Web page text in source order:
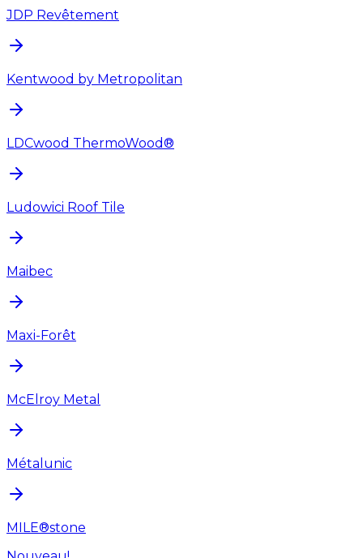
JDP Revêtement
Kentwood by Metropolitan
LDCwood ThermoWood®
Ludowici Roof Tile
Maibec
Maxi-Forêt
McElroy Metal
Métalunic
MILE®stone